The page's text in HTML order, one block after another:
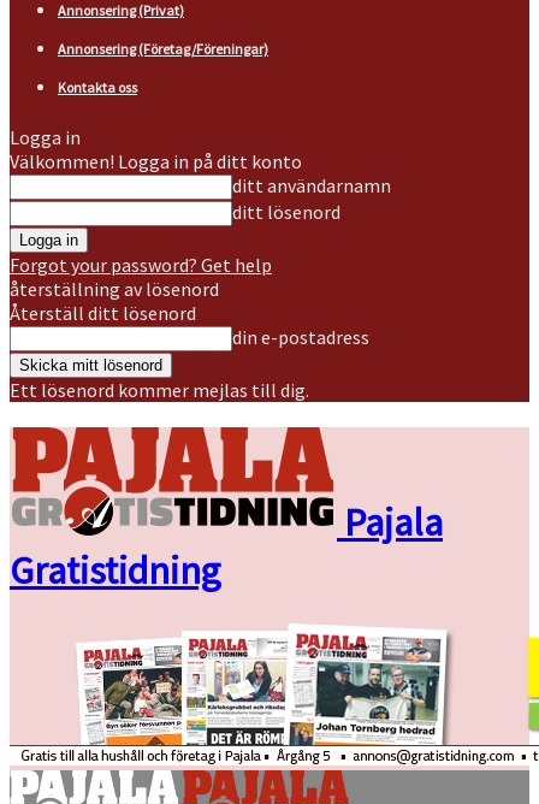
Annonsering (Privat)
Annonsering (Företag/Föreningar)
Kontakta oss
Logga in
Välkommen! Logga in på ditt konto
ditt användarnamn
ditt lösenord
Forgot your password? Get help
återställning av lösenord
Återställ ditt lösenord
din e-postadress
Ett lösenord kommer mejlas till dig.
Pajala
Gratistidning